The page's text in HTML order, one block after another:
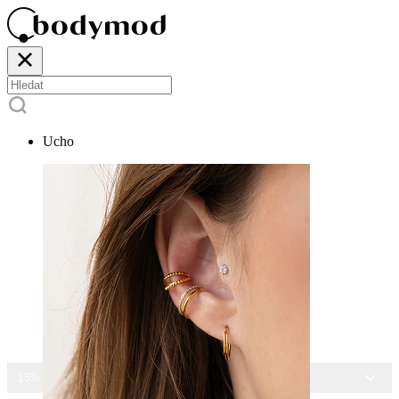
Ucho
15% SLEVA NA VŠECHNY ŠPERKY